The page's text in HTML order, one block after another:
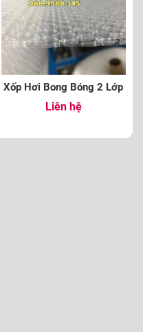
Xốp Hơi Bong Bóng 2 Lớp
Liên hệ